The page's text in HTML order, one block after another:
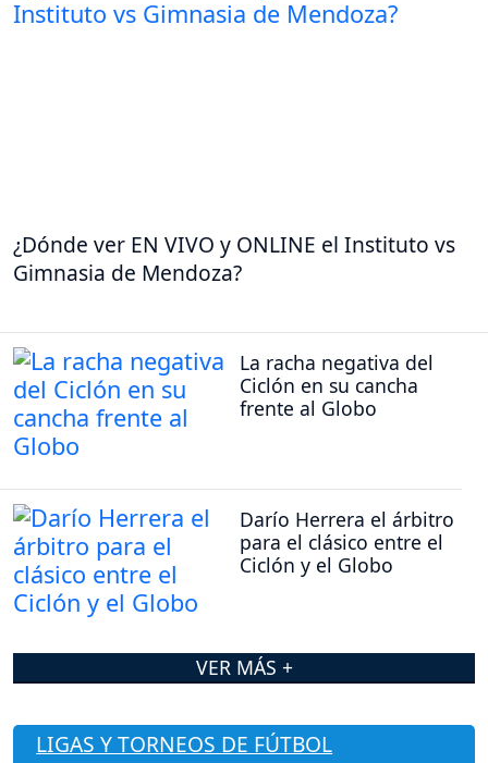
¿Dónde ver EN VIVO y ONLINE el Instituto vs
Gimnasia de Mendoza?
La racha negativa del
Ciclón en su cancha
frente al Globo
Darío Herrera el árbitro
para el clásico entre el
Ciclón y el Globo
VER MÁS +
LIGAS Y TORNEOS DE FÚTBOL